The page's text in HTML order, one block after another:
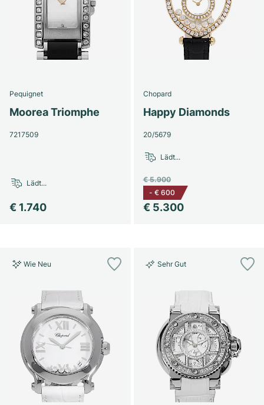
Pequignet
Moorea Triomphe
7217509
€ 1.740
Lädt...
Chopard
Happy Diamonds
20/5679
€ 5.300
€ 5.900
- € 600
Lädt...
Wie Neu Sehr Gut